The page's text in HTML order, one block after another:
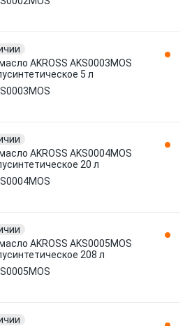
AKROSS AKS0003MOS
5 л
AKROSS AKS0004MOS
20 л
AKROSS AKS0005MOS
208 л